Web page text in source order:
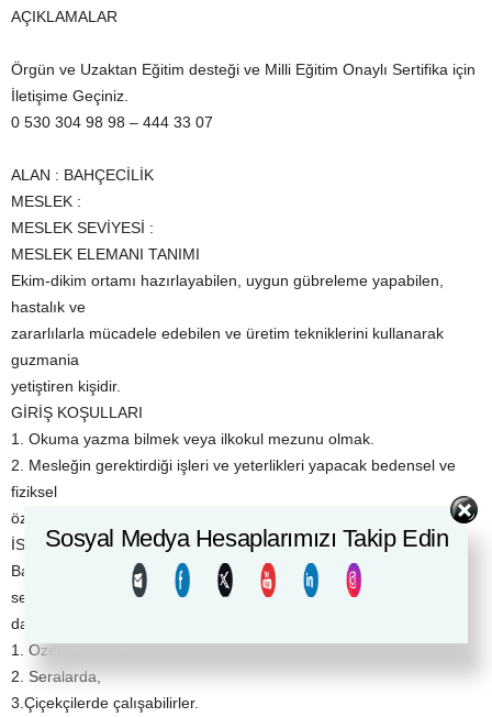
AÇIKLAMALAR
Örgün ve Uzaktan Eğitim desteği ve Milli Eğitim Onaylı Sertifika için
İletişime Geçiniz.
0 530 304 98 98 – 444 33 07
ALAN : BAHÇECİLİK
MESLEK :
MESLEK SEVİYESİ :
MESLEK ELEMANI TANIMI
Ekim-dikim ortamı hazırlayabilen, uygun gübreleme yapabilen,
hastalık ve
zararlılarla mücadele edebilen ve üretim tekniklerini kullanarak
guzmania
yetiştiren kişidir.
GİRİŞ KOŞULLARI
1. Okuma yazma bilmek veya ilkokul mezunu olmak.
2. Mesleğin gerektirdiği işleri ve yeterlikleri yapacak bedensel ve
fiziksel
özelliklere sahip olmak.
İSTİHDAM ALANLARI
Bahçecilik alanından mezun olan veya sertifika alan öğrenciler,
seçtikleri
dal/meslekte kazandıkları yeterlikler doğrultusunda,
1. Özel fidanlıklarda,
2. Seralarda,
3.Çiçekçilerde çalışabilirler.
Sosyal Medya Hesaplarımızı Takip Edin